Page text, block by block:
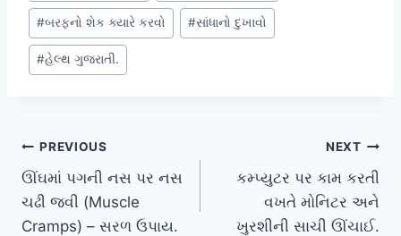
#બરફનો શેક ક્યારે કરવો #સાંધાનો દુખાવો
#હેલ્થ ગુજરાતી.
Post
navigation
PREVIOUS
ઊંઘમાં પગની નસ પર નસ
ચઢી જવી (Muscle
Cramps) – સરળ ઉપાય.
NEXT
કમ્પ્યુટર પર કામ કરતી
વખતે મોનિટર અને
ખુરશીની સાચી ઊંચાઈ.